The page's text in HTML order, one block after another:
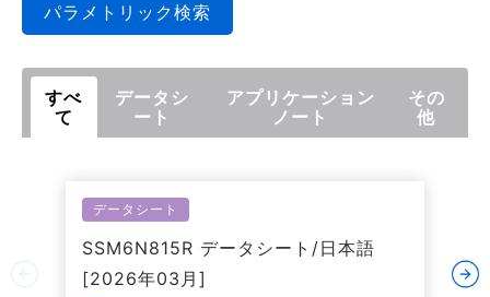
パラメトリック検索
すべ
て
データシ
ート
アプリケーション
ノート
その
他
データシート
SSM6N815R データシート/日本語
[2026年03月]